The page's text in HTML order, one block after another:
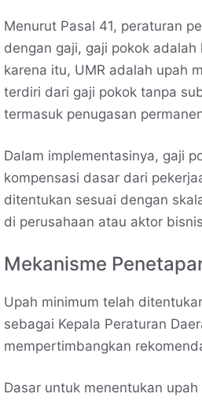
Menurut Pasal 41, peraturan
dengan gaji, gaji pokok adalah
karena itu, UMR adalah upah
terdiri dari gaji pokok tanpa
termasuk penugasan
Dalam implementasinya, gaji
kompensasi dasar dari
ditentukan sesuai dengan
di perusahaan atau aktor
Mekanisme
Upah minimum telah
sebagai Kepala Peraturan
mempertimbangkan
Dasar untuk menentukan